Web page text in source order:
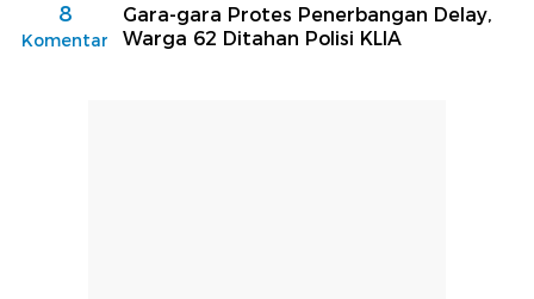
8
Komentar
Gara-gara Protes Penerbangan Delay,
Warga 62 Ditahan Polisi KLIA